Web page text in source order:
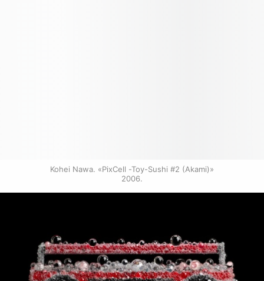
Kohei Nawa. «PixCell -Toy-Sushi #2 (Akami)»
2006.